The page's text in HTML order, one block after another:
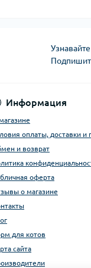
Информация
оплаты, доставки и
и возврат
оферта
о магазине
для котов
сайта